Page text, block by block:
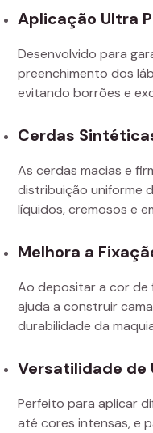
Aplicação Ultra
Desenvolvido para
preenchimento dos
evitando borrões e
Cerdas
As cerdas macias e
distribuição uniforme
líquidos, cremosos e
Melhora a
Ao depositar a cor de
ajuda a construir
durabilidade da
Versatilidade de
Perfeito para aplicar
até cores intensas, e